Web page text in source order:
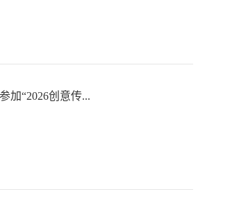
加“2026创意传...